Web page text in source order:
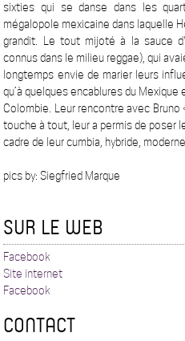
sixties qui se danse dans les
mégalopole mexicaine dans laquelle
grandit. Le tout mijoté à la sauce
connus dans le milieu reggae), qui
longtemps envie de marier leurs
qu’à quelques encablures du Mexique
Colombie. Leur rencontre avec
touche à tout, leur a permis de poser
cadre de leur cumbia, hybride,
pics by: Siegfried Marque
SUR LE WEB
Facebook
Site internet
Facebook
CONTACT